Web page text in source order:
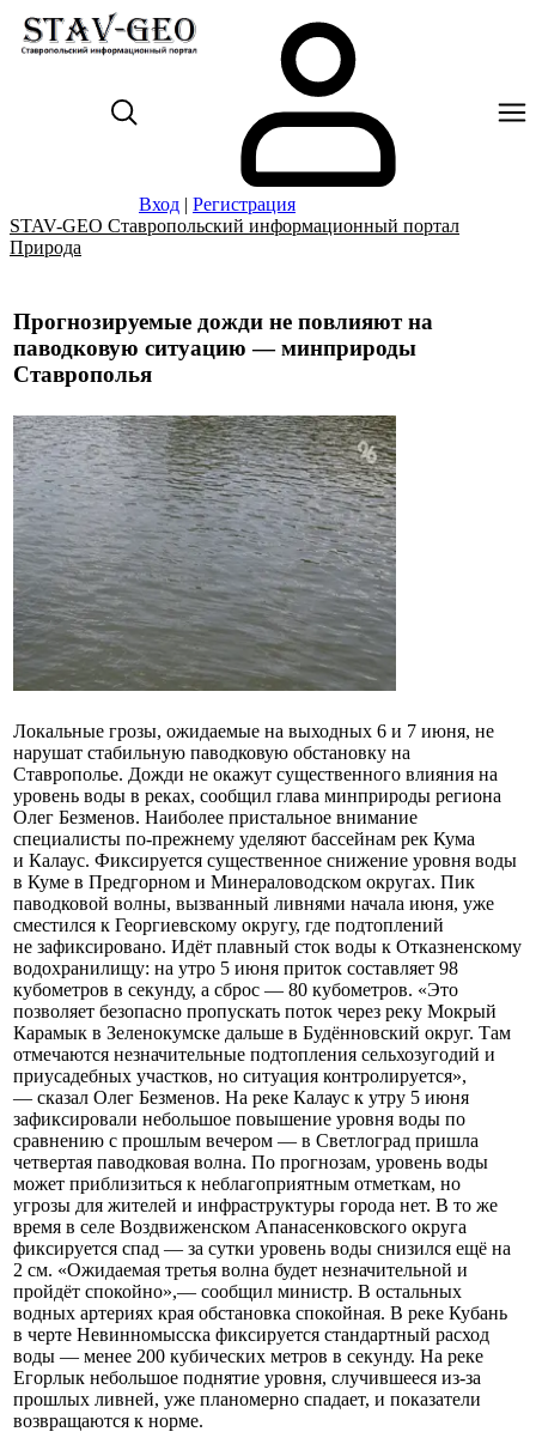
Вход | Регистрация
STAV-GEO Ставропольский информационный портал
Природа
Прогнозируемые дожди не повлияют на
паводковую ситуацию — минприроды
Ставрополья
Локальные грозы, ожидаемые на выходных 6 и 7 июня, не
нарушат стабильную паводковую обстановку на
Ставрополье. Дожди не окажут существенного влияния на
уровень воды в реках, сообщил глава минприроды региона
Олег Безменов. Наиболее пристальное внимание
специалисты по-прежнему уделяют бассейнам рек Кума
и Калаус. Фиксируется существенное снижение уровня воды
в Куме в Предгорном и Минераловодском округах. Пик
паводковой волны, вызванный ливнями начала июня, уже
сместился к Георгиевскому округу, где подтоплений
не зафиксировано. Идёт плавный сток воды к Отказненскому
водохранилищу: на утро 5 июня приток составляет 98
кубометров в секунду, а сброс — 80 кубометров. «Это
позволяет безопасно пропускать поток через реку Мокрый
Карамык в Зеленокумске дальше в Будённовский округ. Там
отмечаются незначительные подтопления сельхозугодий и
приусадебных участков, но ситуация контролируется»,
— сказал Олег Безменов. На реке Калаус к утру 5 июня
зафиксировали небольшое повышение уровня воды по
сравнению с прошлым вечером — в Светлоград пришла
четвертая паводковая волна. По прогнозам, уровень воды
может приблизиться к неблагоприятным отметкам, но
угрозы для жителей и инфраструктуры города нет. В то же
время в селе Воздвиженском Апанасенковского округа
фиксируется спад — за сутки уровень воды снизился ещё на
2 см. «Ожидаемая третья волна будет незначительной и
пройдёт спокойно»,— сообщил министр. В остальных
водных артериях края обстановка спокойная. В реке Кубань
в черте Невинномысска фиксируется стандартный расход
воды — менее 200 кубических метров в секунду. На реке
Егорлык небольшое поднятие уровня, случившееся из-за
прошлых ливней, уже планомерно спадает, и показатели
возвращаются к норме.